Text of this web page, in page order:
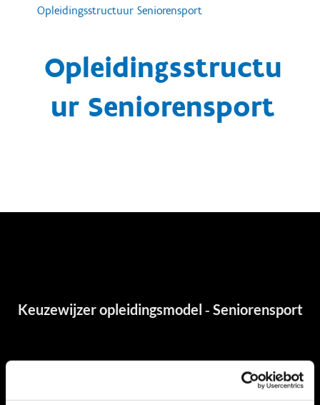
Opleidingsstructuur Seniorensport
Opleidingsstructu
ur Seniorensport